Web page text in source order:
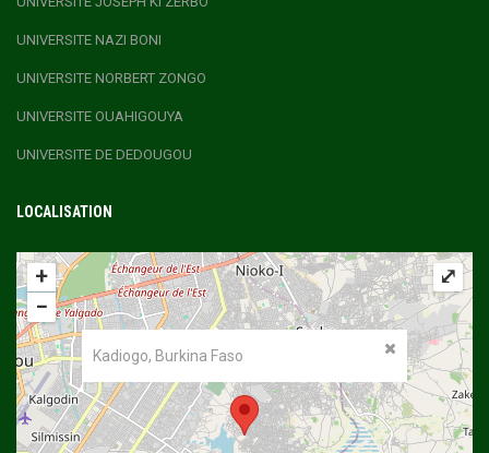
UNIVERSITE NAZI BONI
UNIVERSITE NORBERT ZONGO
UNIVERSITE OUAHIGOUYA
UNIVERSITE DE DEDOUGOU
LOCALISATION
Kadiogo, Burkina Faso
+
−
⤢